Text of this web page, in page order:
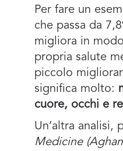
Per fare un
che passa da
migliora in
propria salute
piccolo
significa molto:
cuore, occhi e
Un’altra analisi,
Medicine